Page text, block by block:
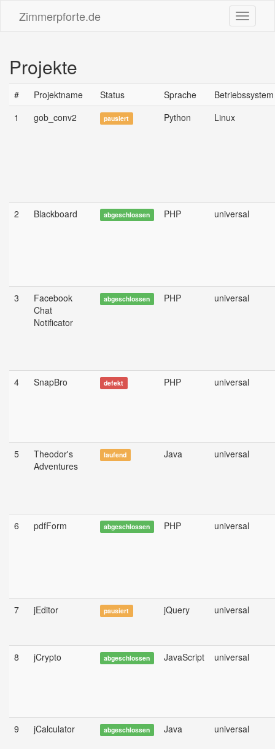
Toggle
Zimmerpforte.de
Projekte
# Projektname Status Sprache
Betriebssystem
1
gob_conv2 pausiert Python Linux
2 Blackboard abgeschlossen PHP universal
3
Facebook
Chat
Notificator
abgeschlossen PHP universal
4 SnapBro defekt PHP universal
5
Theodor's
Adventures
laufend Java universal
6 pdfForm abgeschlossen PHP universal
7 jEditor pausiert jQuery universal
8 jCrypto abgeschlossen JavaScript universal
9 jCalculator abgeschlossen Java universal